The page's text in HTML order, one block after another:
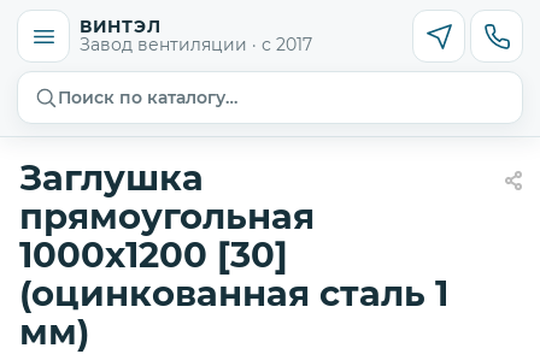
ВИНТЭЛ
Завод вентиляции · с 2017
Поиск по каталогу…
Заглушка
прямоугольная
1000х1200 [30]
(оцинкованная сталь 1
мм)